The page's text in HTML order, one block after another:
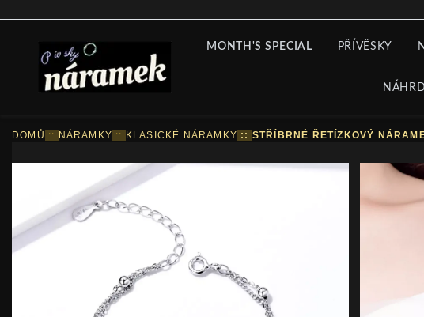
MONTH'S SPECIAL PŘÍVĚSKY
DOMŮ :: NÁRAMKY :: KLASICKÉ NÁRAMKY :: STŘÍBRNÉ ŘETÍZKOVÝ